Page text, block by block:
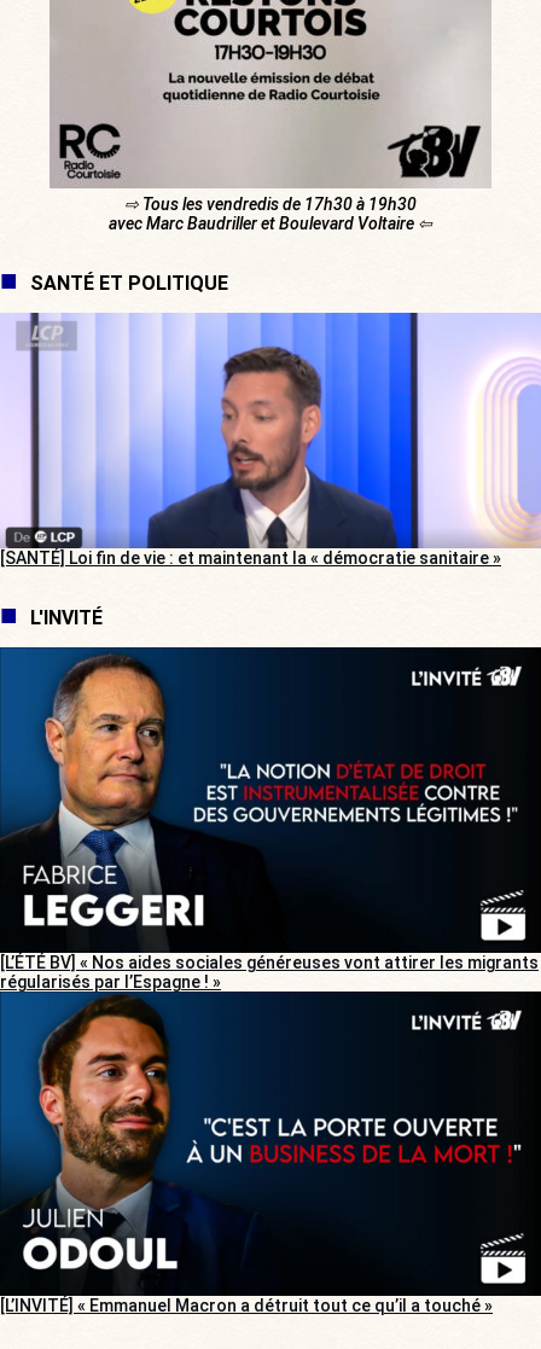
⇨ Tous les vendredis de 17h30 à 19h30
avec Marc Baudriller et Boulevard Voltaire ⇦
SANTÉ ET POLITIQUE
[SANTÉ] Loi fin de vie : et maintenant la « démocratie sanitaire »
L'INVITÉ
[L’ÉTÉ BV] « Nos aides sociales généreuses vont attirer les migrants
régularisés par l’Espagne ! »
[L’INVITÉ] « Emmanuel Macron a détruit tout ce qu’il a touché »